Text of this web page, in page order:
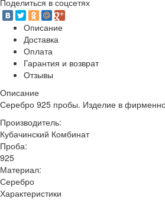
Поделиться в соцсетях
Описание
Доставка
Оплата
Гарантия и возврат
Отзывы
Описание
Серебро 925 пробы. Изделие в
Производитель:
Кубачинский Комбинат
Проба:
925
Материал:
Серебро
Характеристики